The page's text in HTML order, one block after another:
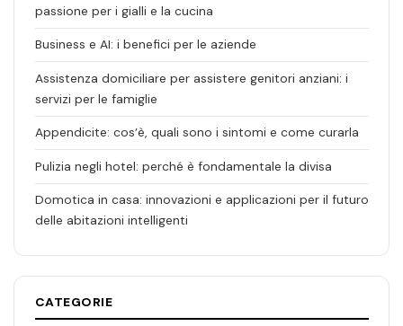
passione per i gialli e la cucina
Business e AI: i benefici per le aziende
Assistenza domiciliare per assistere genitori anziani: i
servizi per le famiglie
Appendicite: cos’è, quali sono i sintomi e come curarla
Pulizia negli hotel: perché è fondamentale la divisa
Domotica in casa: innovazioni e applicazioni per il futuro
delle abitazioni intelligenti
CATEGORIE